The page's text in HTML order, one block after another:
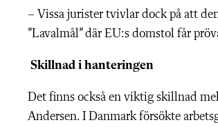
– Vissa jurister tvivlar dock på att
”Lavalmål” där EU:s domstol får
Skillnad i hanteringen
Det finns också en viktig skillnad
Andersen. I Danmark försökte